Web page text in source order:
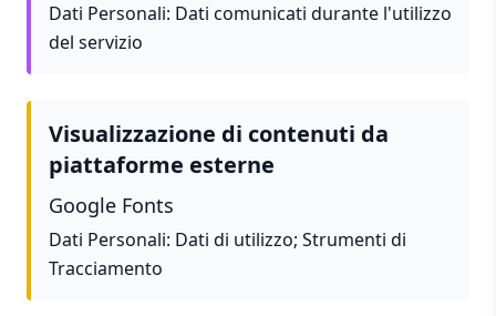
Dati Personali: Dati comunicati durante l'utilizzo
del servizio
Visualizzazione di contenuti da
piattaforme esterne
Google Fonts
Dati Personali: Dati di utilizzo; Strumenti di
Tracciamento